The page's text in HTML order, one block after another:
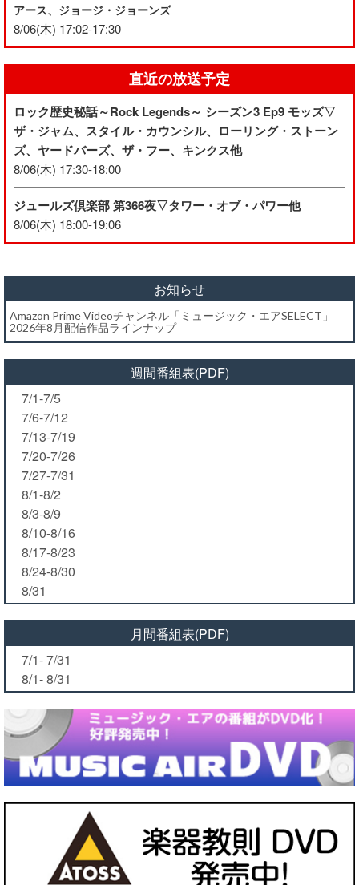
アース、ジョージ・ジョーンズ
8/06(木) 17:02-17:30
直近の放送予定
ロック歴史秘話～Rock Legends～ シーズン3 Ep9 モッズ▽
ザ・ジャム、スタイル・カウンシル、ローリング・ストーン
ズ、ヤードバーズ、ザ・フー、キンクス他
8/06(木) 17:30-18:00
ジュールズ倶楽部 第366夜▽タワー・オブ・パワー他
8/06(木) 18:00-19:06
お知らせ
Amazon Prime Videoチャンネル「ミュージック・エアSELECT」
2026年8月配信作品ラインナップ
週間番組表(PDF)
7/1-7/5
7/6-7/12
7/13-7/19
7/20-7/26
7/27-7/31
8/1-8/2
8/3-8/9
8/10-8/16
8/17-8/23
8/24-8/30
8/31
月間番組表(PDF)
7/1- 7/31
8/1- 8/31